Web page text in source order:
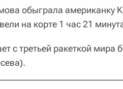
обыграла американку
на корте 1 час 21
с третьей ракеткой мира